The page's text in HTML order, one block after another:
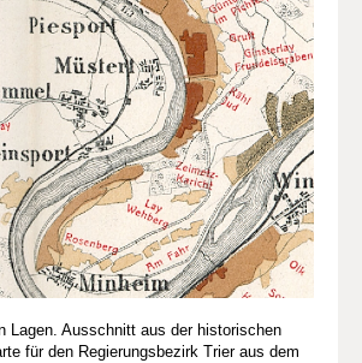
Lagen. Ausschnitt aus der historischen
für den Regierungsbezirk Trier aus dem